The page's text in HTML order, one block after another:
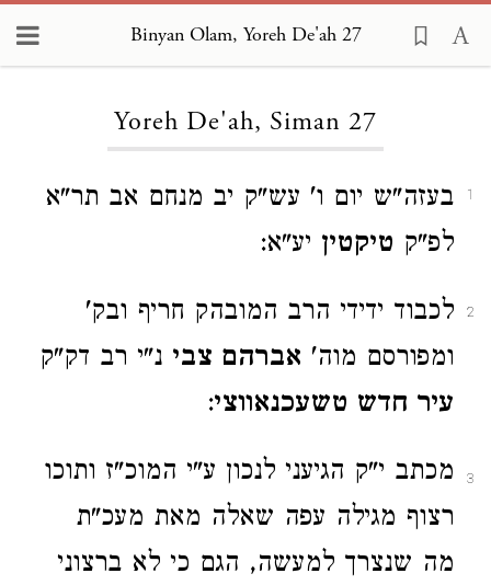
Binyan Olam, Yoreh De'ah 27
Yoreh De'ah, Siman 27
1
בעזה"ש יום ו' עש"ק יב מנחם אב תר"א
לפ"ק טיקטין יע"א:
2
לכבוד ידידי הרב המובהק חריף ובק'
ומפורסם מוה' אברהם צבי נ"י רב דק"ק
עיר חדש טשעכנאווצי:
3
מכתב י"ק הגיעני לנכון ע"י המוכ"ז ותוכו
רצוף מגילה עפה שאלה מאת מעכ"ת
מה שנצרך למעשה, הגם כי לא ברצוני